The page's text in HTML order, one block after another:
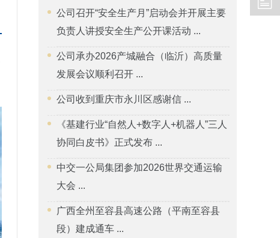
公司召开“安全生产月”启动会并开展主要
负责人讲授安全生产公开课活动 ...
公司承办2026产城融合（临沂）高质量
发展会议顺利召开 ...
公司收到重庆市永川区感谢信 ...
《基建行业“自然人+数字人+机器人”三人
协同白皮书》正式发布 ...
中交一公局集团参加2026世界交通运输
大会 ...
广西全州至容县高速公路（平南至容县
段）建成通车 ...